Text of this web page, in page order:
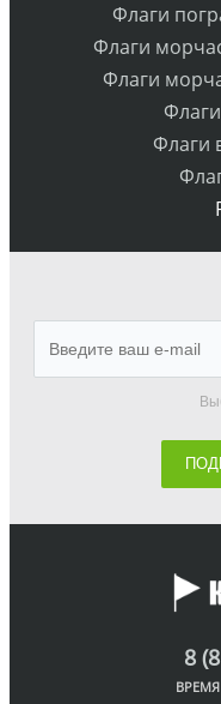
Флаги
Флаги
Флаги
Флаги
8